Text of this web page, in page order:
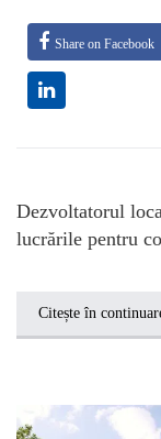
Share on Facebook
Dezvoltatorul
lucrările pentru
Citește în